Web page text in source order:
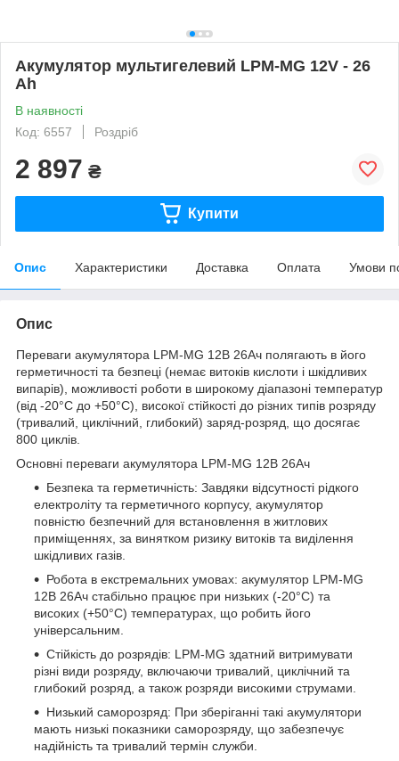
Акумулятор мультигелевий LPM-MG 12V - 26
Ah
В наявності
Код: 6557
Роздріб
2 897 ₴
Купити
Опис Характеристики Доставка Оплата Умови
Опис
Переваги акумулятора LPM-MG 12В 26Ач полягають в його
герметичності та безпеці (немає витоків кислоти і шкідливих
випарів), можливості роботи в широкому діапазоні температур
(від -20°С до +50°С), високої стійкості до різних типів розряду
(тривалий, циклічний, глибокий) заряд-розряд, що досягає
800 циклів.
Основні переваги акумулятора LPM-MG 12В 26Ач
Безпека та герметичність: Завдяки відсутності рідкого
електроліту та герметичного корпусу, акумулятор
повністю безпечний для встановлення в житлових
приміщеннях, за винятком ризику витоків та виділення
шкідливих газів.
Робота в екстремальних умовах: акумулятор LPM-MG
12В 26Ач стабільно працює при низьких (-20°С) та
високих (+50°С) температурах, що робить його
універсальним.
Стійкість до розрядів: LPM-MG здатний витримувати
різні види розряду, включаючи тривалий, циклічний та
глибокий розряд, а також розряди високими струмами.
Низький саморозряд: При зберіганні такі акумулятори
мають низькі показники саморозряду, що забезпечує
надійність та тривалий термін служби.